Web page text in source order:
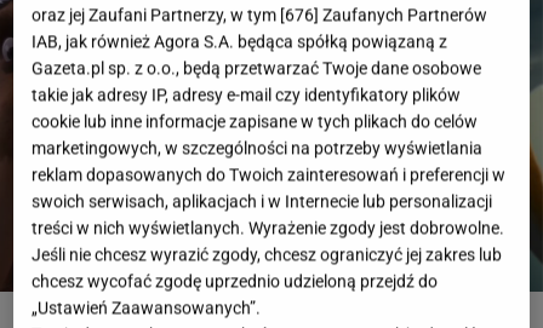
oraz jej Zaufani Partnerzy, w tym [676] Zaufanych Partnerów
IAB, jak również Agora S.A. będąca spółką powiązaną z
Gazeta.pl sp. z o.o., będą przetwarzać Twoje dane osobowe
takie jak adresy IP, adresy e-mail czy identyfikatory plików
cookie lub inne informacje zapisane w tych plikach do celów
marketingowych, w szczególności na potrzeby wyświetlania
reklam dopasowanych do Twoich zainteresowań i preferencji w
swoich serwisach, aplikacjach i w Internecie lub personalizacji
treści w nich wyświetlanych. Wyrażenie zgody jest dobrowolne.
Jeśli nie chcesz wyrazić zgody, chcesz ograniczyć jej zakres lub
chcesz wycofać zgodę uprzednio udzieloną przejdź do
„Ustawień Zaawansowanych”.